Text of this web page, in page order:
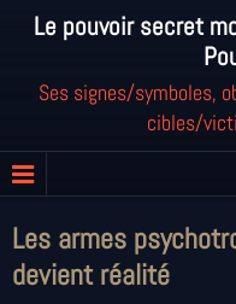
Le pouvoir secret
Ses signes/symboles,
cibles/
Les armes
devient réalité